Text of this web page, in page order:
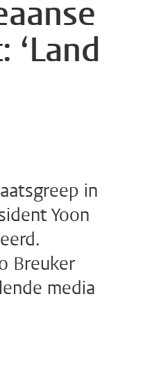
‘Land
in
Yoon
Breuker
media